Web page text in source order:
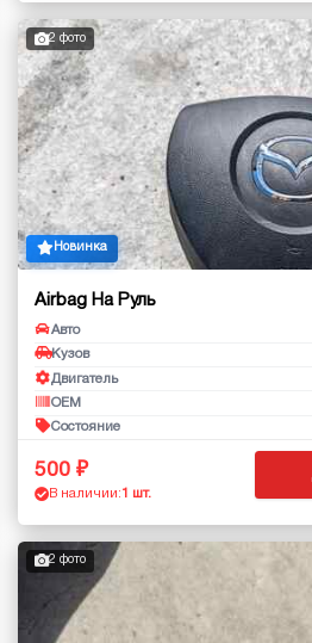
2 фото
Новинка
Airbag На Руль
Авто
Кузов
Двигатель
OEM
Состояние
500
В наличии: 1 шт.
2 фото